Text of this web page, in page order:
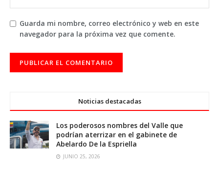
Guarda mi nombre, correo electrónico y web en este
navegador para la próxima vez que comente.
Noticias destacadas
Los poderosos nombres del Valle que
podrían aterrizar en el gabinete de
Abelardo De la Espriella
JUNIO 25, 2026